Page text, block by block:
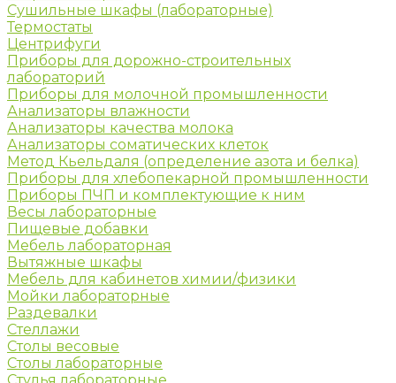
Сушильные шкафы (лабораторные)
Термостаты
Центрифуги
Приборы для дорожно-строительных
лабораторий
Приборы для молочной промышленности
Анализаторы влажности
Анализаторы качества молока
Анализаторы соматических клеток
Метод Кьельдаля (определение азота и белка)
Приборы для хлебопекарной промышленности
Приборы ПЧП и комплектующие к ним
Весы лабораторные
Пищевые добавки
Мебель лабораторная
Вытяжные шкафы
Мебель для кабинетов химии/физики
Мойки лабораторные
Раздевалки
Стеллажи
Столы весовые
Столы лабораторные